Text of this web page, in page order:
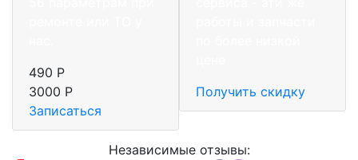
490 Р
3000 Р
Записаться
Получить скидку
Независимые отзывы: